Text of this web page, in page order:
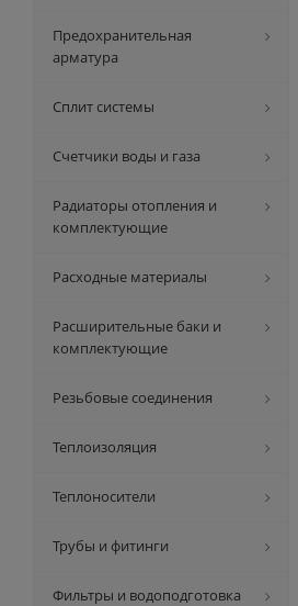
Предохранительная
арматура
Сплит системы
Счетчики воды и газа
Радиаторы отопления и
комплектующие
Расходные материалы
Расширительные баки и
комплектующие
Резьбовые соединения
Теплоизоляция
Теплоносители
Трубы и фитинги
Фильтры и водоподготовка